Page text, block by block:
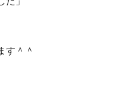
す＾＾